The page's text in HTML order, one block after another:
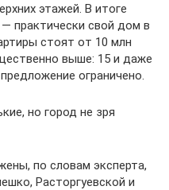
этажей. В итоге
практически свой дом в
стоят от 10 млн
выше: 15 и даже
ограничено.
но город не зря
по словам эксперта,
Расторгуевской и